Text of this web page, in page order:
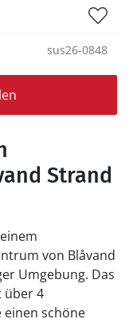
sus26-0848
Strand
von Blåvand
Das
über 4
einen schöne